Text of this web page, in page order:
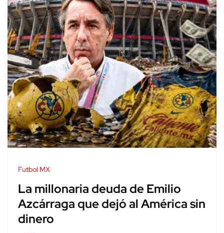
Futbol MX
La millonaria deuda de Emilio
Azcárraga que dejó al América sin
dinero